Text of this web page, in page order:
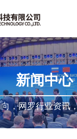
新闻中心
，网罗行业资讯